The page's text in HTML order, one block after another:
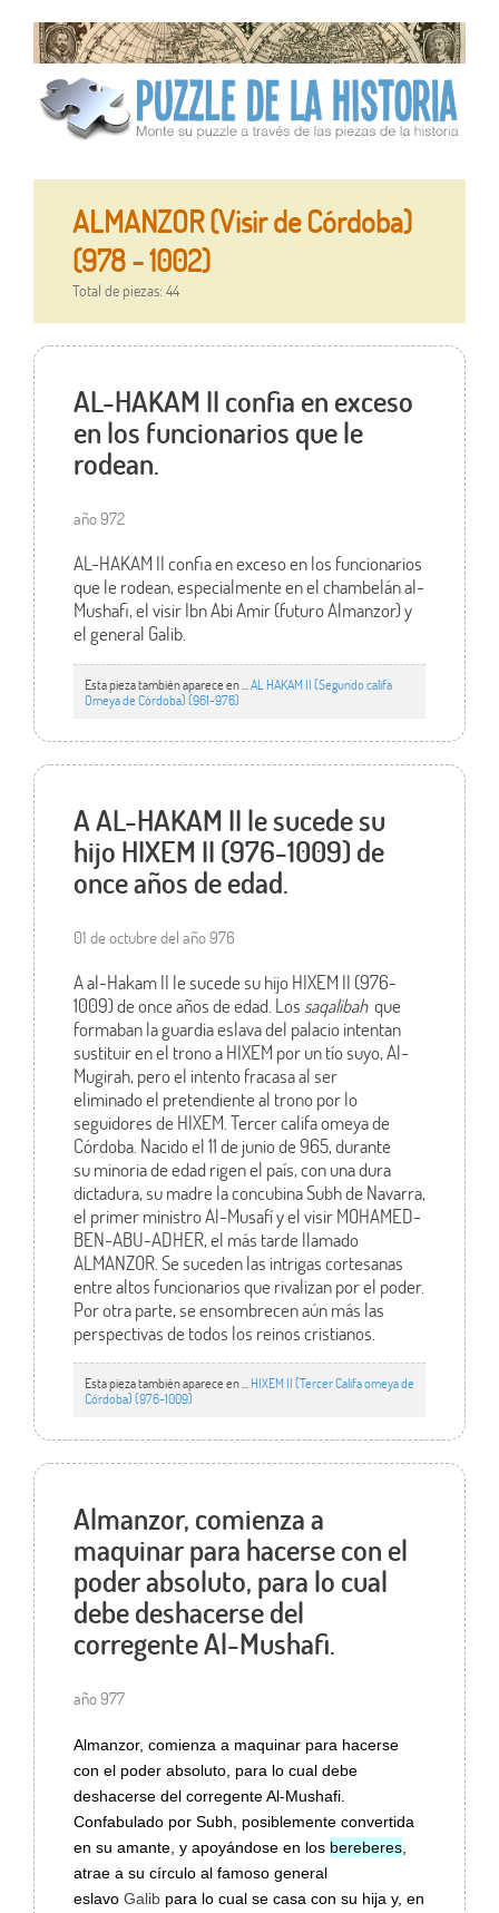
ALMANZOR (Visir de Córdoba)
(978 - 1002)
Total de piezas: 44
AL-HAKAM II confia en exceso
en los funcionarios que le
rodean.
año 972
AL-HAKAM II confia en exceso en los funcionarios
que le rodean, especialmente en el chambelán al-
Mushafi, el visir Ibn Abi Amir (futuro Almanzor) y
el general Galib.
Esta pieza también aparece en ... AL HAKAM II (Segundo califa
Omeya de Córdoba) (961-976)
A AL-HAKAM II le sucede su
hijo HIXEM II (976-1009) de
once años de edad.
01 de octubre del año 976
A al-Hakam II le sucede su hijo HIXEM II (976-
1009) de once años de edad. Los saqalibahque
formaban la guardia eslava del palacio intentan
sustituir en el trono a HIXEM por un tío suyo, Al-
Mugirah, pero el intento fracasa al ser
eliminado el pretendiente al trono por lo
seguidores de HIXEM. Tercer califa omeya de
Córdoba. Nacido el 11 de junio de 965, durante
su minoria de edad rigen el país, con una dura
dictadura, su madre la concubina Subh de Navarra,
el primer ministro Al-Musafí y el visir MOHAMED-
BEN-ABU-ADHER, el más tarde llamado
ALMANZOR. Se suceden las intrigas cortesanas
entre altos funcionarios que rivalizan por el poder.
Por otra parte, se ensombrecen aún más las
perspectivas de todos los reinos cristianos.
Esta pieza también aparece en ... HIXEM II (Tercer Califa omeya de
Córdoba) (976-1009)
Almanzor, comienza a
maquinar para hacerse con el
poder absoluto, para lo cual
debe deshacerse del
corregente Al-Mushafi.
año 977
Almanzor, comienza a maquinar para hacerse
con el poder absoluto, para lo cual debe
deshacerse del corregente Al-Mushafi.
Confabulado por Subh, posiblemente convertida
en su amante, y apoyándose en los bereberes,
atrae a su círculo al famoso general
eslavo Galibpara lo cual se casa con su hija y, en